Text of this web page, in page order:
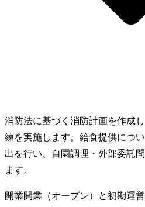
消防法に基づく消防計画を作成
練を実施します。給食提供につ
出を行い、自園調理・外部委託
ます。
開業開業（オープン）と初期運